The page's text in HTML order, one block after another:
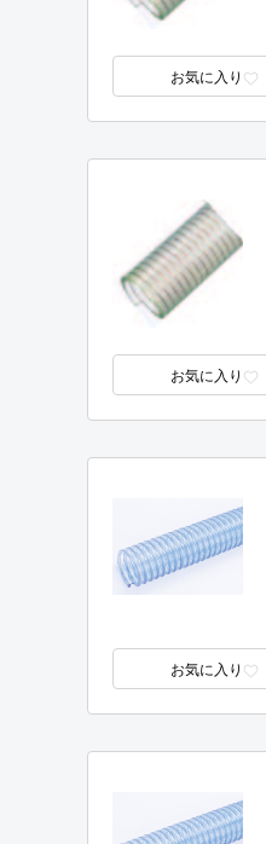
お気に入り
お気に入り
お気に入り